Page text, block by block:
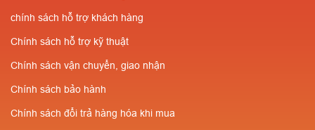
PCCC✔️Sẵn
Số lượng càng nhiều
giá càng rẻ ✔️Chiết
khấu cao cho người
chính sách hỗ trợ khách hàng
Chính sách hỗ trợ kỹ thuật
Chính sách vận chuyển, giao nhận
Chính sách bảo hành
Chính sách đổi trả hàng hóa khi mua